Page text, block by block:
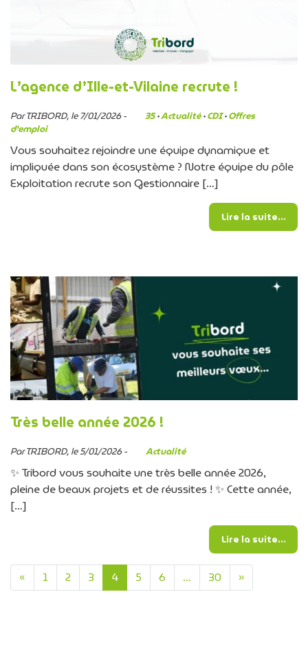
L’agence d’Ille-et-Vilaine recrute !
Par TRIBORD, le 7/01/2026 - 35·Actualité·CDI·Offres
d'emploi
Vous souhaitez rejoindre une équipe dynamique et
impliquée dans son écosystème ? Notre équipe du pôle
Exploitation recrute son Gestionnaire […]
Lire la suite…
Très belle année 2026 !
Par TRIBORD, le 5/01/2026 - Actualité
✨ Tribord vous souhaite une très belle année 2026,
pleine de beaux projets et de réussites ! ✨ Cette année,
[…]
Lire la suite…
Navigation dans les
« 1 2 3 4 5 6 … 30 »